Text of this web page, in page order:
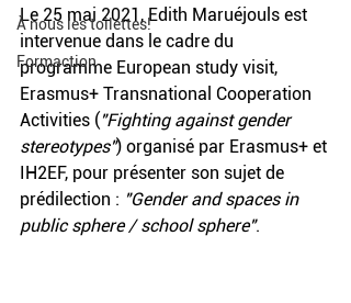
À nous les toilettes!
Formaction
Le 25 mai 2021, Edith Maruéjouls est
intervenue dans le cadre du
programme European study visit,
Erasmus+ Transnational Cooperation
Activities ("Fighting against gender
stereotypes") organisé par Erasmus+ et
IH2EF, pour présenter son sujet de
prédilection : "Gender and spaces in
public sphere / school sphere".